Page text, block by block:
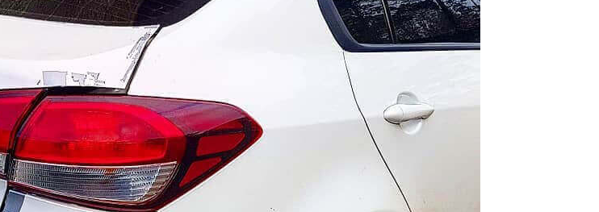
стоимость работы
заказать похожую услугу